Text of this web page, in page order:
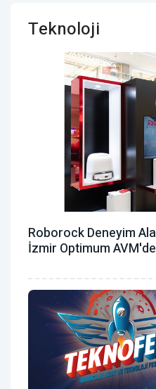
Teknoloji
Roborock Deneyim
İzmir Optimum AVM'de